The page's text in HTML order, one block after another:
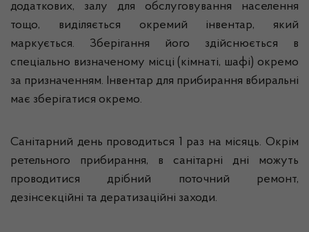
додаткових, залу для обслуговування населення
тощо, виділяється окремий інвентар, який
маркується. Зберігання його здійснюється в
спеціально визначеному місці (кімнаті, шафі) окремо
за призначенням. Інвентар для прибирання вбиральні
має зберігатися окремо.
Санітарний день проводиться 1 раз на місяць. Окрім
ретельного прибирання, в санітарні дні можуть
проводитися дрібний поточний ремонт,
дезінсекційні та дератизаційні заходи.